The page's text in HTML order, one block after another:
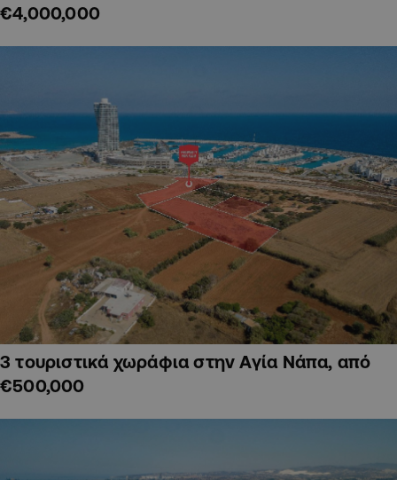
€4,000,000
3 τουριστικά χωράφια στην Αγία Νάπα, από
€500,000